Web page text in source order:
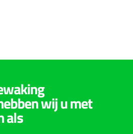
wij u met
als